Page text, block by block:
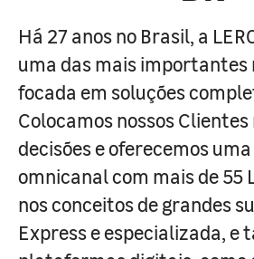
Há 27 anos no Brasil, a
uma das mais importantes
focada em soluções
Colocamos nossos
decisões e oferecemos
omnicanal com mais de 55
nos conceitos de grandes
Express e especializada, e